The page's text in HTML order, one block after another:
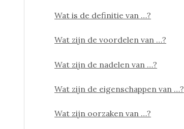
Wat is de definitie van …?
Wat zijn de voordelen van …?
Wat zijn de nadelen van …?
Wat zijn de eigenschappen van …?
Wat zijn oorzaken van …?